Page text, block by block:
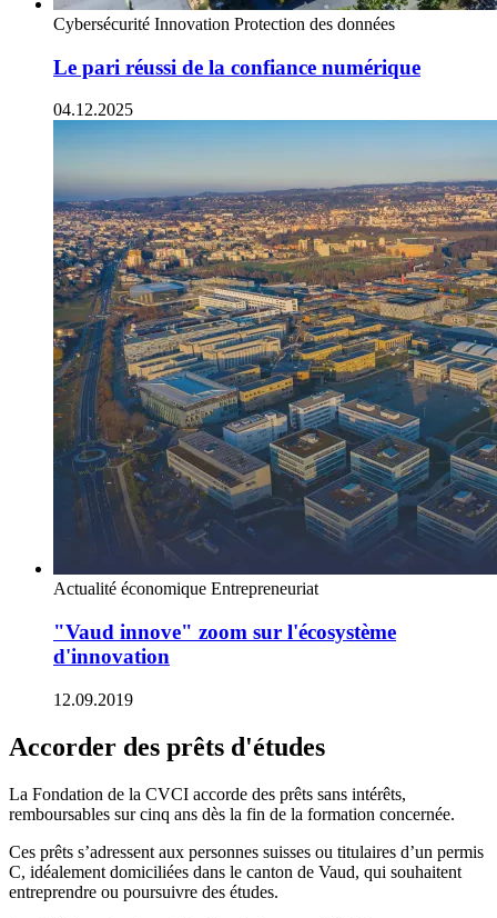
Cybersécurité Innovation Protection des données
Le pari réussi de la confiance numérique
04.12.2025
Actualité économique Entrepreneuriat
"Vaud innove" zoom sur l'écosystème
d'innovation
12.09.2019
Accorder des prêts d'études
La Fondation de la CVCI accorde des prêts sans intérêts,
remboursables sur cinq ans dès la fin de la formation concernée.
Ces prêts s’adressent aux personnes suisses ou titulaires d’un permis
C, idéalement domiciliées dans le canton de Vaud, qui souhaitent
entreprendre ou poursuivre des études.